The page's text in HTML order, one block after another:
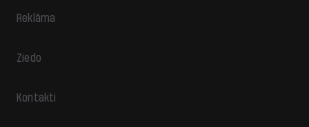
Reklāma
Ziedo
Kontakti